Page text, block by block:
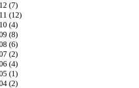
(7)
(12)
(4)
(8)
(6)
(2)
(4)
(1)
(2)